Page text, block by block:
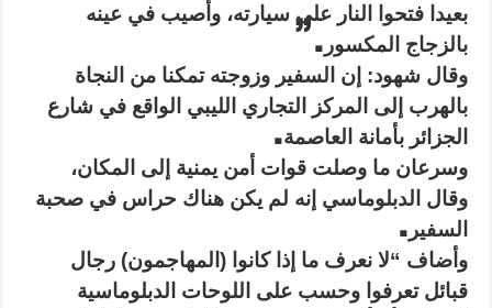
بعيدا فتحوا النار على سيارته، وأصيب في عينه
بالزجاج المكسور .”
وقال شهود: إن السفير وزوجته تمكنا من النجاة
بالهرب إلى المركز التجاري الليبي الواقع في شارع
الجزائر بأمانة العاصمة.
وسرعان ما وصلت قوات أمن يمنية إلى المكان،
وقال الدبلوماسي إنه لم يكن هناك حراس في صحبة
السفير .
وأضاف “لا نعرف ما إذا كانوا (المهاجمون) رجال
قبائل تعرفوا وحسب على اللوحات الدبلوماسية